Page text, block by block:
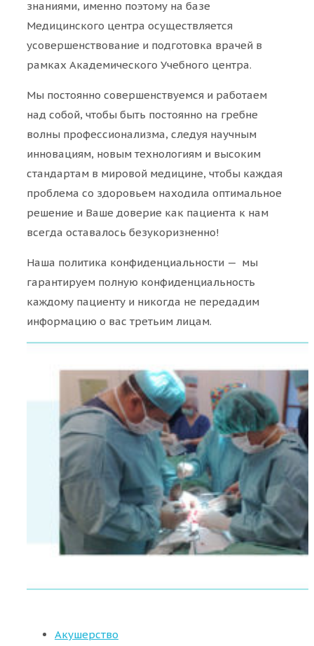
знаниями, именно поэтому на базе
Медицинского центра осуществляется
усовершенствование и подготовка врачей в
рамках Академического Учебного центра.
Мы постоянно совершенствуемся и работаем
над собой, чтобы быть постоянно на гребне
волны профессионализма, следуя научным
инновациям, новым технологиям и высоким
стандартам в мировой медицине, чтобы каждая
проблема со здоровьем находила оптимальное
решение и Ваше доверие как пациента к нам
всегда оставалось безукоризненно!
Наша политика конфиденциальности — мы
гарантируем полную конфиденциальность
каждому пациенту и никогда не передадим
информацию о вас третьим лицам.
Акушерство